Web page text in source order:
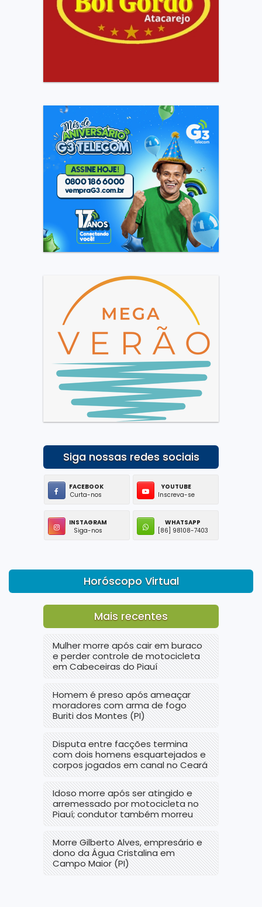
Siga nossas redes sociais
FACEBOOK
Curta-nos
YOUTUBE
Inscreva-se
INSTAGRAM
Siga-nos
WHATSAPP
[86] 98108-7403
Horóscopo Virtual
Mais recentes
Mulher morre após cair em buraco
e perder controle de motocicleta
em Cabeceiras do Piauí
Homem é preso após ameaçar
moradores com arma de fogo
Buriti dos Montes (PI)
Disputa entre facções termina
com dois homens esquartejados e
corpos jogados em canal no Ceará
Idoso morre após ser atingido e
arremessado por motocicleta no
Piauí; condutor também morreu
Morre Gilberto Alves, empresário e
dono da Água Cristalina em
Campo Maior (PI)